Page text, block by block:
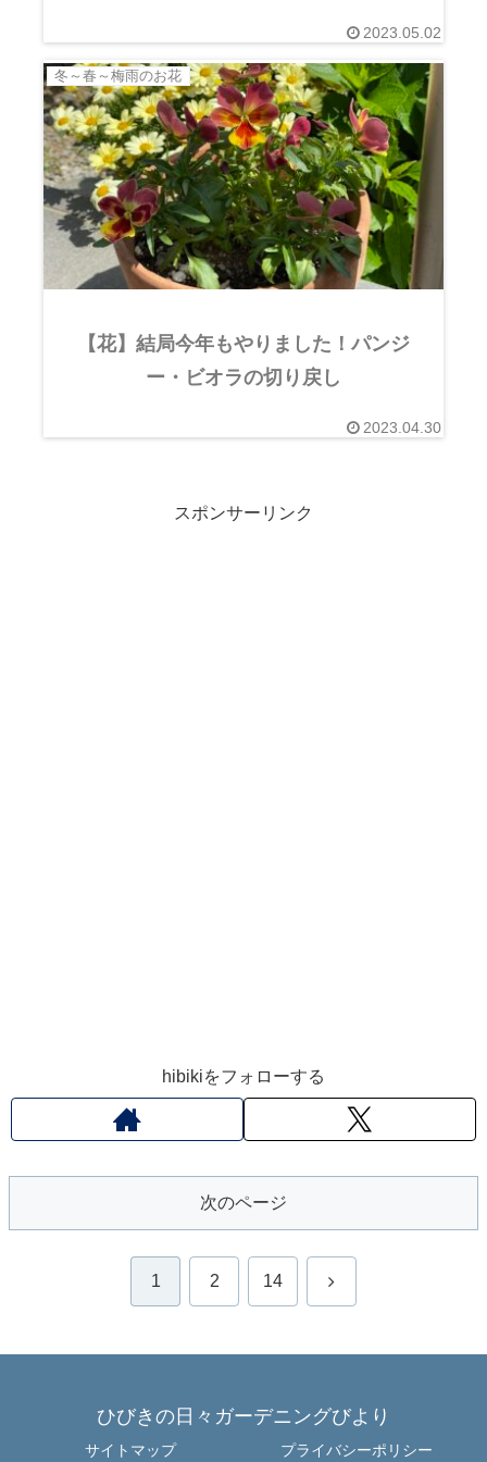
2023.05.02
冬～春～梅雨のお花
【花】結局今年もやりました！パンジ
ー・ビオラの切り戻し
2023.04.30
スポンサーリンク
hibikiをフォローする
次のページ
1 2 14 次
ひびきの日々ガーデニングびより
サイトマップ プライバシーポリシー